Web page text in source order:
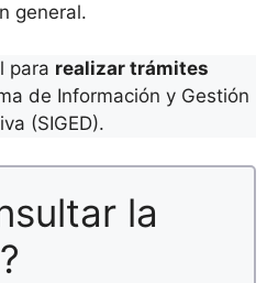
general.
para realizar trámites
de Información y Gestión
(SIGED).
la